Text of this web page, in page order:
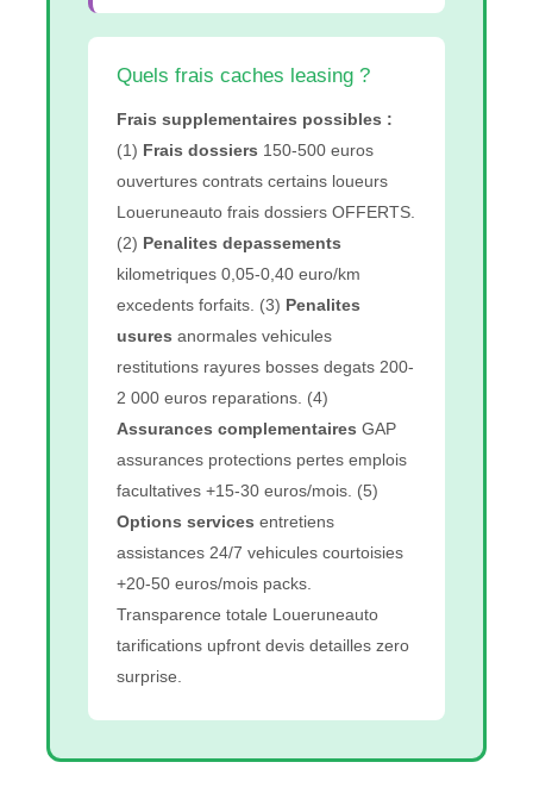
Quels frais caches leasing ?
Frais supplementaires possibles :
(1) Frais dossiers 150-500 euros
ouvertures contrats certains loueurs
Loueruneauto frais dossiers OFFERTS.
(2) Penalites depassements
kilometriques 0,05-0,40 euro/km
excedents forfaits. (3) Penalites
usures anormales vehicules
restitutions rayures bosses degats 200-
2 000 euros reparations. (4)
Assurances complementaires GAP
assurances protections pertes emplois
facultatives +15-30 euros/mois. (5)
Options services entretiens
assistances 24/7 vehicules courtoisies
+20-50 euros/mois packs.
Transparence totale Loueruneauto
tarifications upfront devis detailles zero
surprise.